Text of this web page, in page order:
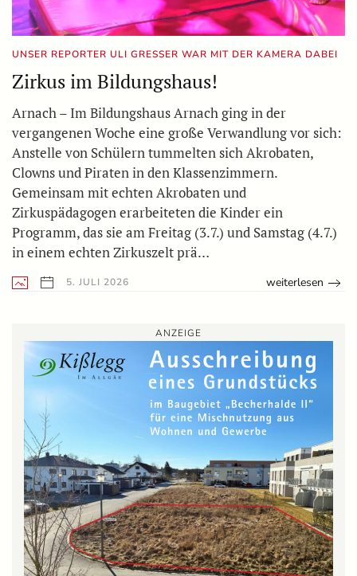
UNSER REPORTER ULI GRESSER WAR MIT DER KAMERA DABEI
Zirkus im Bildungshaus!
Arnach – Im Bildungshaus Arnach ging in der
vergangenen Woche eine große Verwandlung vor sich:
Anstelle von Schülern tummelten sich Akrobaten,
Clowns und Piraten in den Klassenzimmern.
Gemeinsam mit echten Akrobaten und
Zirkuspädagogen erarbeiteten die Kinder ein
Programm, das sie am Freitag (3.7.) und Samstag (4.7.)
in einem echten Zirkuszelt prä…
5. JULI 2026 weiterlesen
ANZEIGE